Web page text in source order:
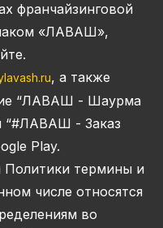
франчайзинговой
«ЛАВАШ»,
, а также
“ЛАВАШ - Шаурма
“#ЛАВАШ - Заказ
Play.
Политики термины и
числе относятся
во